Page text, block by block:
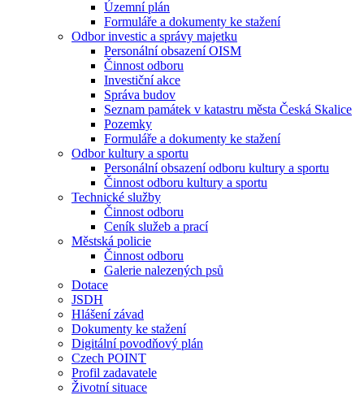
Územní plán
Formuláře a dokumenty ke stažení
Odbor investic a správy majetku
Personální obsazení OISM
Činnost odboru
Investiční akce
Správa budov
Seznam památek v katastru města Česká Skalice
Pozemky
Formuláře a dokumenty ke stažení
Odbor kultury a sportu
Personální obsazení odboru kultury a sportu
Činnost odboru kultury a sportu
Technické služby
Činnost odboru
Ceník služeb a prací
Městská policie
Činnost odboru
Galerie nalezených psů
Dotace
JSDH
Hlášení závad
Dokumenty ke stažení
Digitální povodňový plán
Czech POINT
Profil zadavatele
Životní situace